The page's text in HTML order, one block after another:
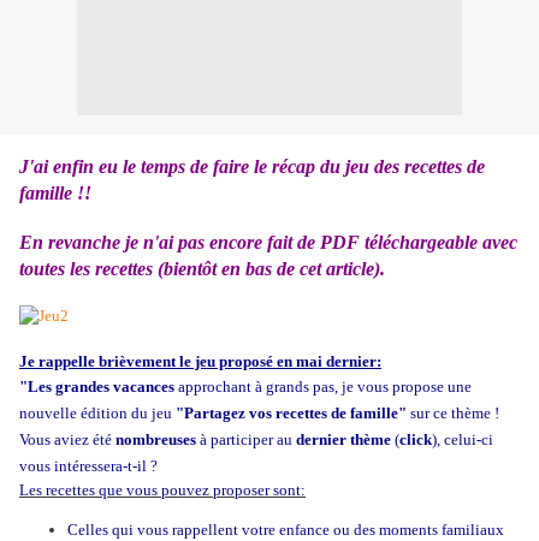
J'ai enfin eu le temps de faire le récap du jeu des recettes de
famille !!
En revanche je n'ai pas encore fait de PDF téléchargeable avec
toutes les recettes (bientôt en bas de cet article).
Je rappelle brièvement le jeu proposé en mai dernier:
"Les grandes vacances approchant à grands pas, je vous propose une
nouvelle édition du jeu "Partagez vos recettes de famille" sur ce thème !
Vous aviez été nombreuses à participer au dernier thème (click), celui-ci
vous intéressera-t-il ?
Les recettes que vous pouvez proposer sont:
Celles qui vous rappellent votre enfance ou des moments familiaux